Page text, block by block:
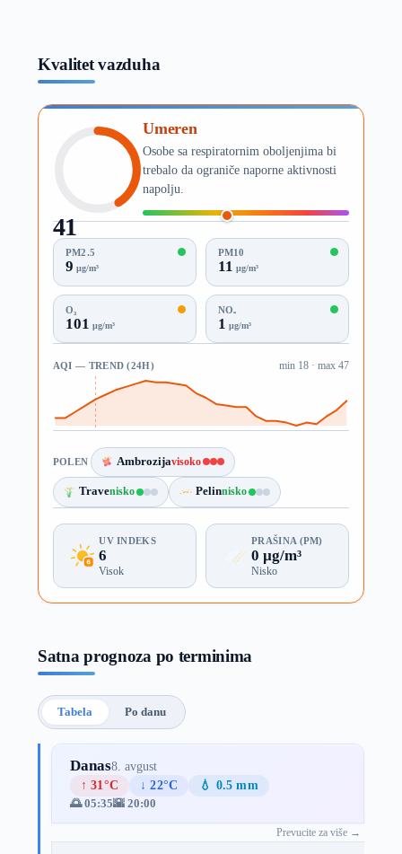
Kvalitet vazduha
41
AQI
Umeren
Osobe sa respiratornim oboljenjima bi
trebalo da ograniče naporne aktivnosti
napolju.
PM2.5
9 µg/m³
PM10
11 µg/m³
O₃
101 µg/m³
NO₂
1 µg/m³
AQI — TREND (24H) min 18 · max 47
POLEN Ambrozijavisoko
Travenisko Pelinnisko
UV INDEKS
6
Visok
PRAŠINA (PM)
0 µg/m³
Nisko
Satna prognoza po terminima
Tabela Po danu
Danas8. avgust
↑ 31°C
↓ 22°C
💧 0.5 mm
🌅 05:35🌇 20:00
Prevucite za više →